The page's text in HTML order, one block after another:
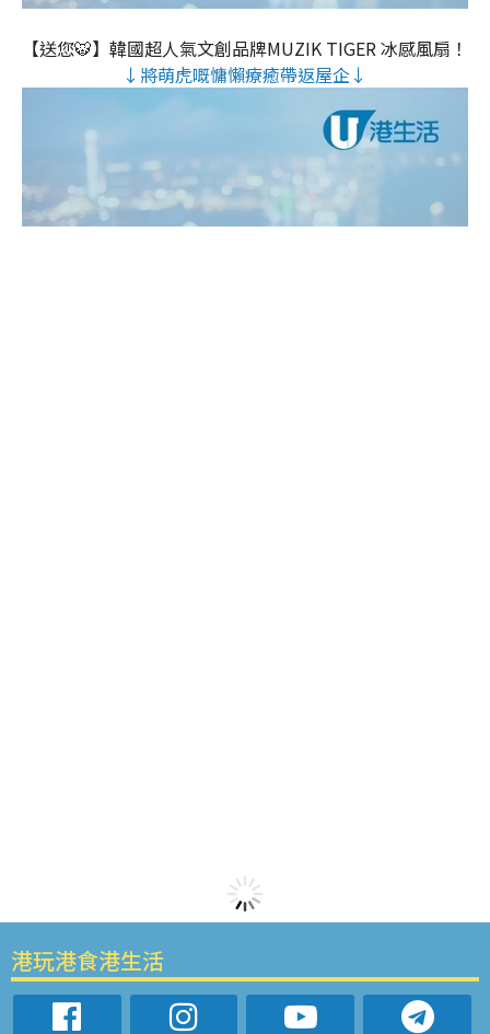
【送您🐯】韓國超人氣文創品牌MUZIK TIGER 冰感風扇！
↓將萌虎嘅慵懶療癒帶返屋企↓
港玩港食港生活